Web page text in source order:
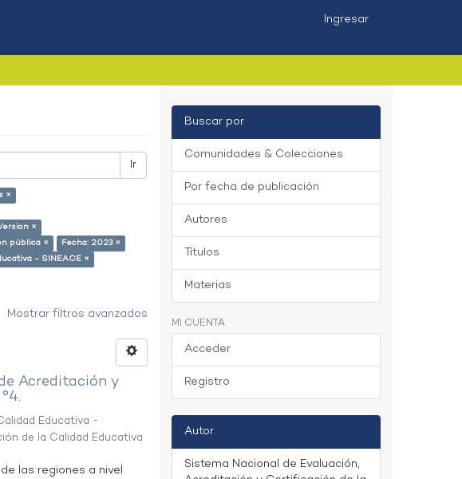
Ingresar
Ir
×
×
pública ×
Fecha: 2023 ×
- SINEACE ×
Mostrar filtros avanzados
Acreditación y
Educativa -
de la Calidad Educativa
las regiones a nivel
Buscar por
Comunidades & Colecciones
Por fecha de publicación
Autores
Títulos
Materias
MI CUENTA
Acceder
Registro
Autor
Sistema Nacional de Evaluación,